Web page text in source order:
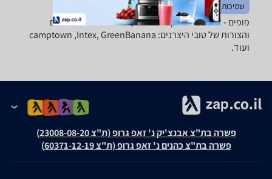
שמיכות וכריות שטיחים
פופים - ‏דמוי עור ‏מלבן מבחר ענק של פופים בכל הגדלים
והצורות של טובי היצרנים: camptown ,Intex, GreenBanana
ועוד.
פשרה בת"צ אבנצ'יק נ' זאפ גרופ (ת"צ 23008-08-20)
פשרה בת"צ כהנים נ' זאפ גרופ (ת"צ 60371-12-19)